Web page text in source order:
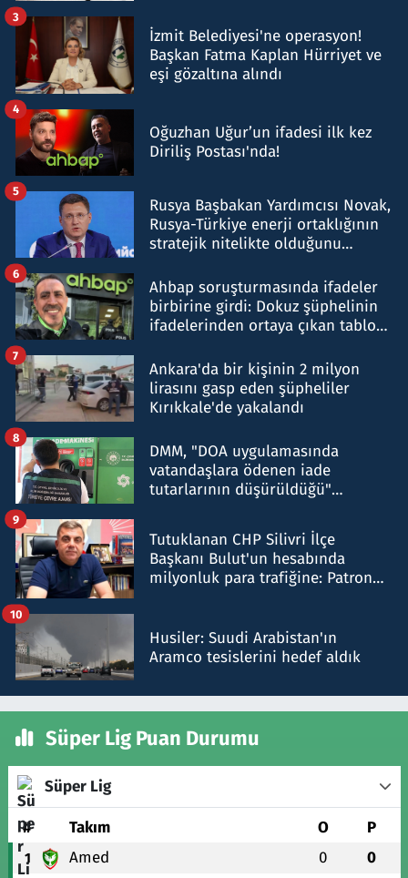
İzmit Belediyesi'ne operasyon!
Başkan Fatma Kaplan Hürriyet ve
eşi gözaltına alındı
3
Oğuzhan Uğur’un ifadesi ilk kez
Diriliş Postası'nda!
4
Rusya Başbakan Yardımcısı Novak,
Rusya-Türkiye enerji ortaklığının
stratejik nitelikte olduğunu
5
Ahbap soruşturmasında ifadeler
birbirine girdi: Dokuz şüphelinin
ifadelerinden ortaya çıkan tablo
6
Ankara'da bir kişinin 2 milyon
lirasını gasp eden şüpheliler
Kırıkkale'de yakalandı
7
DMM, "DOA uygulamasında
vatandaşlara ödenen iade
tutarlarının düşürüldüğü"
8
Tutuklanan CHP Silivri İlçe
Başkanı Bulut'un hesabında
milyonluk para trafiğine: Patron
9
Husiler: Suudi Arabistan'ın
Aramco tesislerini hedef aldık
10
Süper Lig Puan Durumu
Süper Lig
# Takım O P
1 Amed 0 0